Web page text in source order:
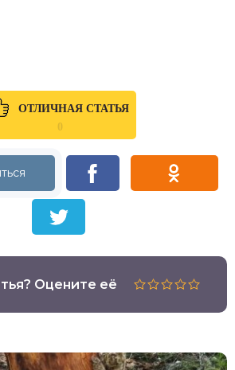
ОТЛИЧНАЯ СТАТЬЯ
0
Оцените её